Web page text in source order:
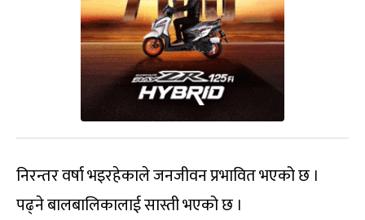
निरन्तर वर्षा भइरहेकाले जनजीवन प्रभावित भएको छ ।
पढ्ने बालबालिकालाई सास्ती भएको छ ।